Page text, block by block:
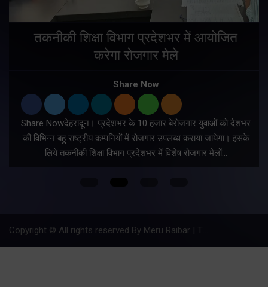
तकनीकी शिक्षा विभाग प्रदेशभर में आयोजित
करेगा रोजगार मेले
Share Now
Share Nowदेहरादून। प्रदेशभर के 10 हजार बेरोजगार युवाओं को देशभर
की विभिन्न बहु राष्ट्रीय कम्पनियों में रोजगार उपलब्ध कराया जायेगा। इसके
लिये तकनीकी शिक्षा विभाग प्रदेशभर में विशेष रोजगार मेलों…
Copyright © All rights reserved By Meru Raibar | Theme by